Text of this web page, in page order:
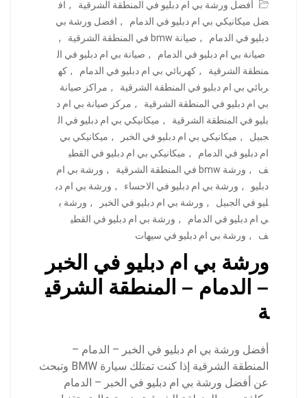
أفضل ورشة بي ام دبليو في المنطقة الشرقية
, اف
ضل ميكانيكي بي ام دبليو في الدمام
, افضل ورشة بي
دبليو في الدمام
, صيانة bmw في المنطقة الشرقية
,
صيانة بي ام دبليو في الدمام
, صيانة بي ام دبليو في ال
منطقة الشرقية
, كهربائي بي ام دبليو في الدمام , كه
ربائي بي ام دبليو في المنطقة الشرقية
, مراكز صيانة
بي ام دبليو في المنطقة الشرقية
, مركز صيانة بي ام د
بليو في المنطقة الشرقية
, ميكانيكي بي ام دبليو في ال
جبيل
, ميكانيكي بي ام دبليو في الخبر , ميكانيكي بي
ام دبليو في الدمام
, ميكانيكي بي ام دبليو في القطي
ف
, ورشة bmw في المنطقة الشرقية , ورشة بي ام
دبليو
, ورشة بي ام دبليو في الاحساء , ورشة بي ام دب
ليو في الجبيل
, ورشة بي ام دبليو في الخبر , ورشة ب
ي ام دبليو في الدمام
, ورشة بي ام دبليو في القطي
ف
, ورشة بي ام دبليو في سيهات
ورشة بي ام دبليو في الخبر
– الدمام – المنطقة الشرقي
ة
أفضل ورشة بي ام دبليو في الخبر – الدمام –
المنطقة الشرقية إذا كنت تمتلك سيارة BMW وتبحث
عن أفضل ورشة بي ام دبليو في الخبر – الدمام